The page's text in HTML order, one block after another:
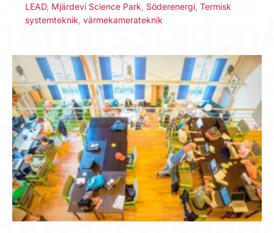
LEAD, Mjärdevi Science Park Söderenergi Termisk
systemteknik värmekamerateknik